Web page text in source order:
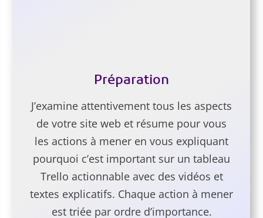
Préparation
J’examine attentivement tous les aspects
de votre site web et résume pour vous
les actions à mener en vous expliquant
pourquoi c’est important sur un tableau
Trello actionnable avec des vidéos et
textes explicatifs. Chaque action à mener
est triée par ordre d’importance.